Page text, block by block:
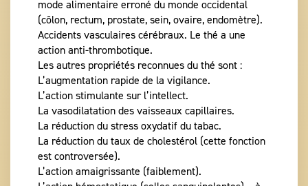
mode alimentaire erroné du monde occidental
(côlon, rectum, prostate, sein, ovaire, endomètre).
Accidents vasculaires cérébraux. Le thé a une
action anti-thrombotique.
Les autres propriétés reconnues du thé sont :
L’augmentation rapide de la vigilance.
L’action stimulante sur l’intellect.
La vasodilatation des vaisseaux capillaires.
La réduction du stress oxydatif du tabac.
La réduction du taux de cholestérol (cette fonction
est controversée).
L’action amaigrissante (faiblement).